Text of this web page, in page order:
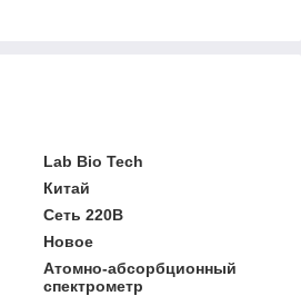
Lab Bio Tech
Китай
Сеть 220В
Новое
Атомно-абсорбционный
спектрометр